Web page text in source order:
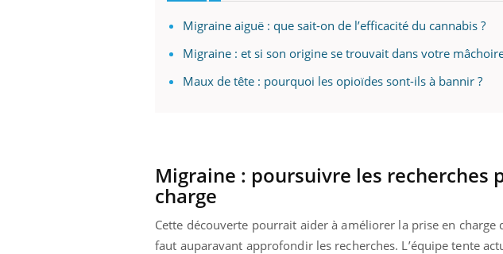
Migraine aiguë : que sait-on de l’efficacité du cannabis ?
Migraine : et si son origine se trouvait dans votre
Maux de tête : pourquoi les opioïdes sont-ils à bannir ?
Migraine : poursuivre les recherches
charge
Cette découverte pourrait aider à améliorer la prise en
faut auparavant approfondir les recherches. L’équipe tente
Youtube
défis, mais ...
Un « jumeau numérique »
mutualiste innove en matière
santé : l'utilisation d'un «